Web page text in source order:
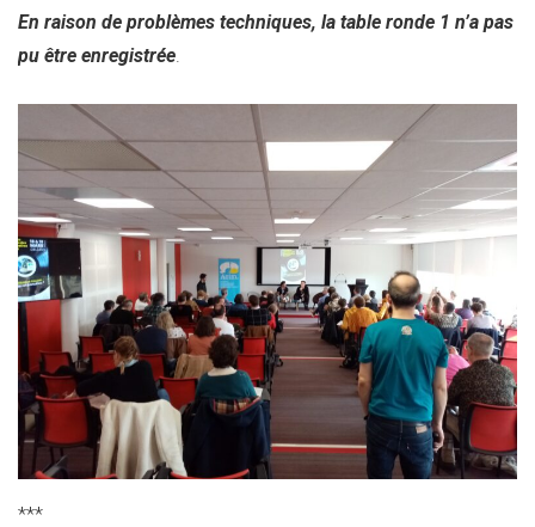
En raison de problèmes techniques, la table ronde 1 n’a pas
pu être enregistrée.
***